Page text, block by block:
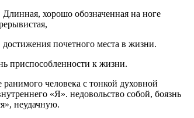
хорошо обозначенная на ноге
почетного места в жизни.
приспособленности к жизни.
человека с тонкой духовной
«Я». недовольство собой, боязнь
неудачную.